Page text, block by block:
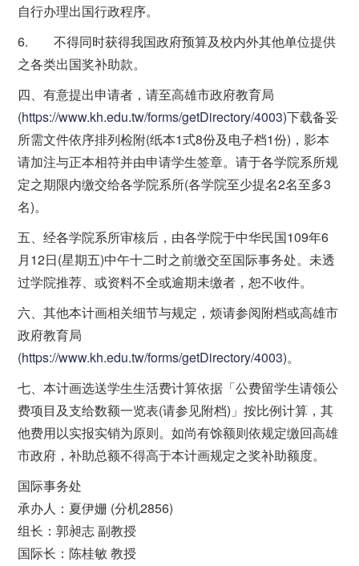
自行办理出国行政程序。
6. 不得同时获得我国政府预算及校内外其他单位提供
之各类出国奖补助款。
四、有意提出申请者，请至高雄市政府教育局
(https://www.kh.edu.tw/forms/getDirectory/4003)下载备妥
所需文件依序排列检附(纸本1式8份及电子档1份)，影本
请加注与正本相符并由申请学生签章。请于各学院系所规
定之期限内缴交给各学院系所(各学院至少提名2名至多3
名)。
五、经各学院系所审核后，由各学院于中华民国109年6
月12日(星期五)中午十二时之前缴交至国际事务处。未透
过学院推荐、或资料不全或逾期未缴者，恕不收件。
六、其他本计画相关细节与规定，烦请参阅附档或高雄市
政府教育局
(https://www.kh.edu.tw/forms/getDirectory/4003)。
七、本计画选送学生生活费计算依据「公费留学生请领公
费项目及支给数额一览表(请参见附档)」按比例计算，其
他费用以实报实销为原则。如尚有馀额则依规定缴回高雄
市政府，补助总额不得高于本计画规定之奖补助额度。
国际事务处
承办人：夏伊姗 (分机2856)
组长：郭昶志 副教授
国际长：陈桂敏 教授